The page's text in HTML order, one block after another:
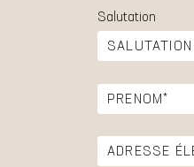
Salutation